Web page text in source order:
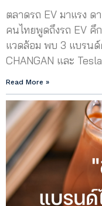
ตลาดรถ EV มาแรง ด
คนไทยพูดถึงรถ EV คึ
แวดล้อม พบ 3 แบรนด์
CHANGAN และ
Read More »